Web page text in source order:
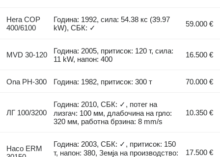
Hera COP
400/6100
Година: 1992, сила: 54.38 кс (39.97
kW), СБК: ✓
59.000 €
MVD 30-120
Година: 2005, притисок: 120 т, сила:
11 kW, напон: 400
16.500 €
Ona PH-300 Година: 1982, притисок: 300 т 70.000 €
ЛГ 100/3200
Година: 2010, СБК: ✓, потег на
лизгач: 100 мм, длабочина на грло:
320 мм, работна брзина: 8 mm/s
10.350 €
Haco ERM
Година: 2003, СБК: ✓, притисок: 150
т, напон: 380, Земја на производство:
17.500 €